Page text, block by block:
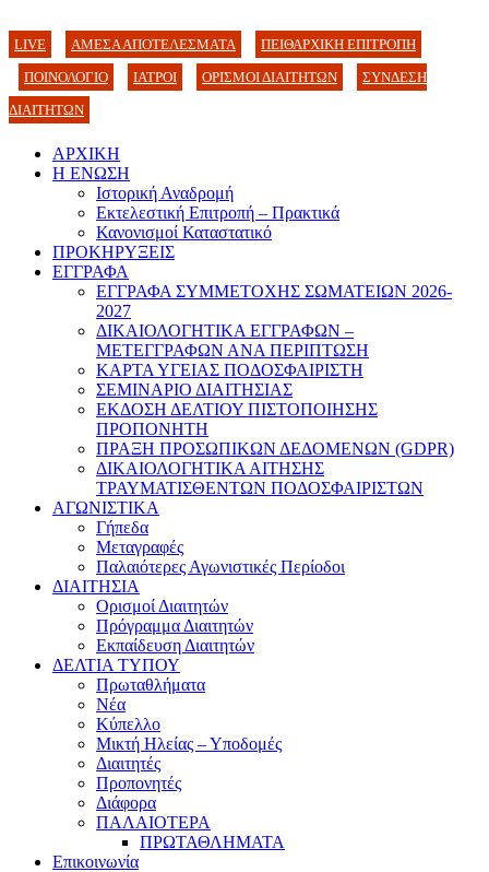
LIVE ΑΜΕΣΑ ΑΠΟΤΕΛΕΣΜΑΤΑ
ΠΕΙΘΑΡΧΙΚΗ ΕΠΙΤΡΟΠΗ
ΠΟΙΝΟΛΟΓΙΟ
ΙΑΤΡΟΙ ΟΡΙΣΜΟΙ ΔΙΑΙΤΗΤΩΝ
ΣΥΝΔΕΣΗ
ΔΙΑΙΤΗΤΩΝ
ΑΡΧΙΚΗ
Η ΕΝΩΣΗ
Ιστορική Αναδρομή
Εκτελεστική Επιτροπή – Πρακτικά
Κανονισμοί Καταστατικό
ΠΡΟΚΗΡΥΞΕΙΣ
ΕΓΓΡΑΦΑ
ΕΓΓΡΑΦΑ ΣΥΜΜΕΤΟΧΗΣ ΣΩΜΑΤΕΙΩΝ 2026-
2027
ΔΙΚΑΙΟΛΟΓΗΤΙΚΑ ΕΓΓΡΑΦΩΝ –
ΜΕΤΕΓΓΡΑΦΩΝ ΑΝΑ ΠΕΡΙΠΤΩΣΗ
ΚΑΡΤΑ ΥΓΕΙΑΣ ΠΟΔΟΣΦΑΙΡΙΣΤΗ
ΣΕΜΙΝΑΡΙΟ ΔΙΑΙΤΗΣΙΑΣ
ΕΚΔΟΣΗ ΔΕΛΤΙΟΥ ΠΙΣΤΟΠΟΙΗΣΗΣ
ΠΡΟΠΟΝΗΤΗ
ΠΡΑΞΗ ΠΡΟΣΩΠΙΚΩΝ ΔΕΔΟΜΕΝΩΝ (GDPR)
ΔΙΚΑΙΟΛΟΓΗΤΙΚΑ ΑΙΤΗΣΗΣ
ΤΡΑΥΜΑΤΙΣΘΕΝΤΩΝ ΠΟΔΟΣΦΑΙΡΙΣΤΩΝ
ΑΓΩΝΙΣΤΙΚΑ
Γήπεδα
Μεταγραφές
Παλαιότερες Αγωνιστικές Περίοδοι
ΔΙΑΙΤΗΣΙΑ
Ορισμοί Διαιτητών
Πρόγραμμα Διαιτητών
Εκπαίδευση Διαιτητών
ΔΕΛΤΙΑ ΤΥΠΟΥ
Πρωταθλήματα
Νέα
Κύπελλο
Μικτή Ηλείας – Υποδομές
Διαιτητές
Προπονητές
Διάφορα
ΠΑΛΑΙΟΤΕΡΑ
ΠΡΩΤΑΘΛΗΜΑΤΑ
Επικοινωνία